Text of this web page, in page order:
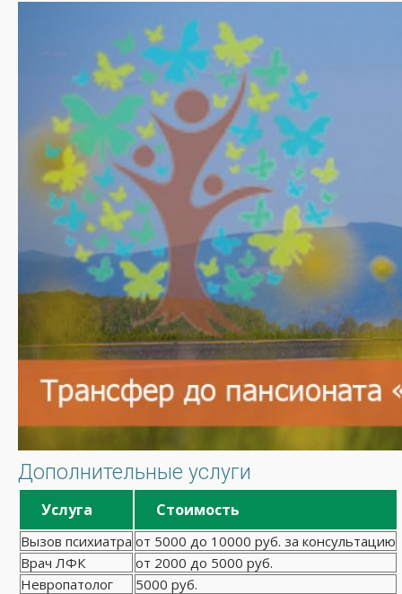
Дополнительные услуги
Услуга Стоимость
Вызов психиатра от 5000 до 10000 руб. за консультацию
Врач ЛФК
от 2000 до 5000 руб.
Невропатолог
5000 руб.